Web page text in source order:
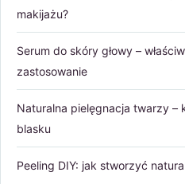
makijażu?
Serum do skóry głowy –
zastosowanie
Naturalna pielęgnacja twarzy –
blasku
Peeling DIY: jak stworzyć